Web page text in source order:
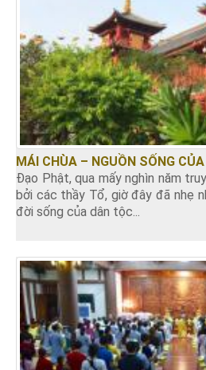
MÁI CHÙA – NGUỒN SỐNG
Đạo Phật, qua mấy nghìn năm
bởi các thầy Tổ, giờ đây đã nhẹ
đời sống của dân tộc...